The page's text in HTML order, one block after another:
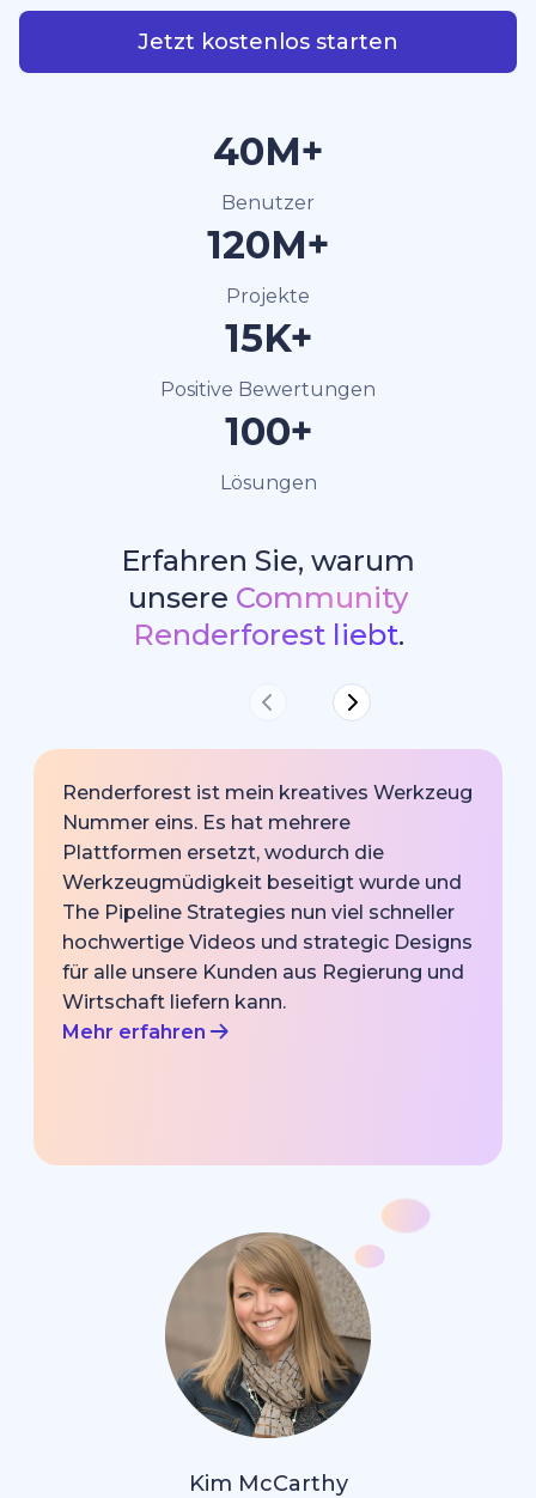
Jetzt kostenlos starten
40M+
Benutzer
120M+
Projekte
15K+
Positive Bewertungen
100+
Lösungen
Erfahren Sie, warum
unsere Community
Renderforest liebt.
Renderforest ist mein kreatives Werkzeug
Nummer eins. Es hat mehrere
Plattformen ersetzt, wodurch die
Werkzeugmüdigkeit beseitigt wurde und
The Pipeline Strategies nun viel schneller
hochwertige Videos und strategic Designs
für alle unsere Kunden aus Regierung und
Wirtschaft liefern kann.
Mehr erfahren
Kim McCarthy